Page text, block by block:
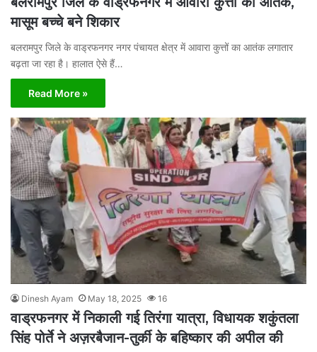
मासूम बच्चे बने शिकार
बलरामपुर जिले के वाड्रफनगर नगर पंचायत क्षेत्र में आवारा कुत्तों का आतंक लगातार
बढ़ता जा रहा है। हालात ऐसे हैं…
Read More »
Dinesh Ayam May 18, 2025 16
वाड्रफनगर में निकाली गई तिरंगा यात्रा, विधायक शकुंतला
सिंह पोर्ते ने अज़रबैजान-तुर्की के बहिष्कार की अपील की